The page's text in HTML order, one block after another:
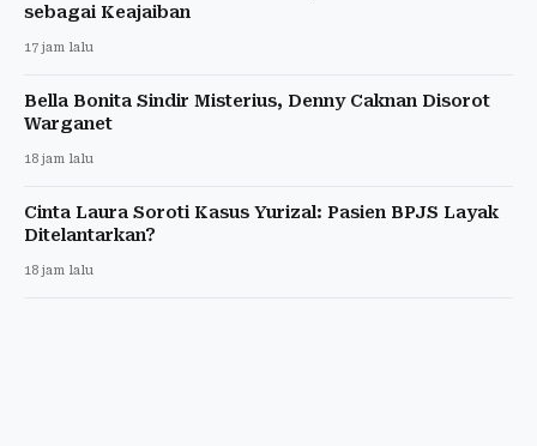
sebagai Keajaiban
17 jam lalu
Bella Bonita Sindir Misterius, Denny Caknan Disorot
Warganet
18 jam lalu
Cinta Laura Soroti Kasus Yurizal: Pasien BPJS Layak
Ditelantarkan?
18 jam lalu